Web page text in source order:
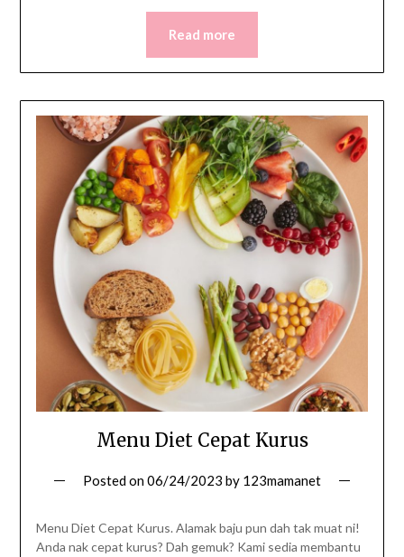
Read more
Menu Diet Cepat Kurus
Posted on06/24/2023 by 123mamanet
Menu Diet Cepat Kurus. Alamak baju pun dah tak muat ni!
Anda nak cepat kurus? Dah gemuk? Kami sedia membantu